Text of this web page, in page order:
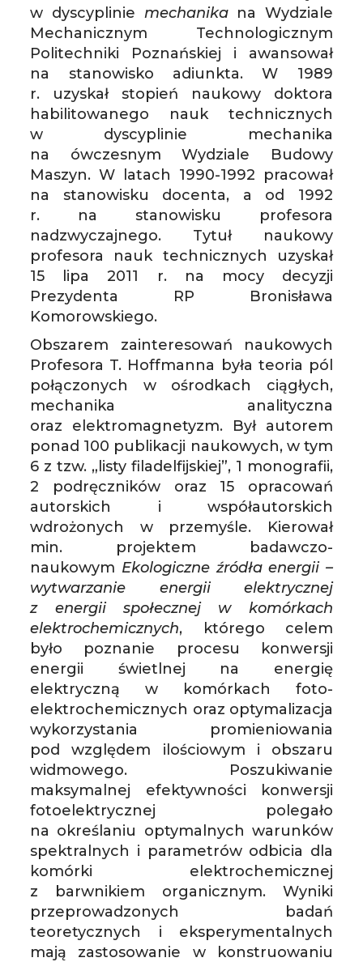
w dyscyplinie mechanikana Wydziale
Mechanicznym Technologicznym
Politechniki Poznańskiej i awansował
na stanowisko adiunkta. W 1989
r. uzyskał stopień naukowy doktora
habilitowanego nauk technicznych
w dyscyplinie mechanika
na ówczesnym Wydziale Budowy
Maszyn. W latach 1990-1992 pracował
na stanowisku docenta, a od 1992
r. na stanowisku profesora
nadzwyczajnego. Tytuł naukowy
profesora nauk technicznych uzyskał
15 lipa 2011 r. na mocy decyzji
Prezydenta RP Bronisława
Komorowskiego.
Obszarem zainteresowań naukowych
Profesora T. Hoffmanna była teoria pól
połączonych w ośrodkach ciągłych,
mechanika analityczna
oraz elektromagnetyzm. Był autorem
ponad 100 publikacji naukowych, w tym
6 z tzw. „listy filadelfijskiej”, 1 monografii,
2 podręczników oraz 15 opracowań
autorskich i współautorskich
wdrożonych w przemyśle. Kierował
min. projektem badawczo-
naukowym Ekologiczne źródła energii –
wytwarzanie energii elektrycznej
z energii społecznej w komórkach
elektrochemicznych, którego celem
było poznanie procesu konwersji
energii świetlnej na energię
elektryczną w komórkach foto-
elektrochemicznych oraz optymalizacja
wykorzystania promieniowania
pod względem ilościowym i obszaru
widmowego. Poszukiwanie
maksymalnej efektywności konwersji
fotoelektrycznej polegało
na określaniu optymalnych warunków
spektralnych i parametrów odbicia dla
komórki elektrochemicznej
z barwnikiem organicznym. Wyniki
przeprowadzonych badań
teoretycznych i eksperymentalnych
mają zastosowanie w konstruowaniu